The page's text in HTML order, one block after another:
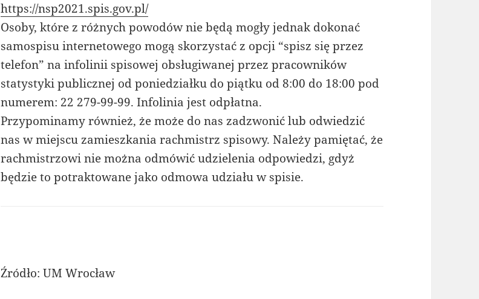
https://nsp2021.spis.gov.pl/
Osoby, które z różnych powodów nie będą mogły jednak dokonać
samospisu internetowego mogą skorzystać z opcji “spisz się przez
telefon” na infolinii spisowej obsługiwanej przez pracowników
statystyki publicznej od poniedziałku do piątku od 8:00 do 18:00 pod
numerem: 22 279-99-99. Infolinia jest odpłatna.
Przypominamy również, że może do nas zadzwonić lub odwiedzić
nas w miejscu zamieszkania rachmistrz spisowy. Należy pamiętać, że
rachmistrzowi nie można odmówić udzielenia odpowiedzi, gdyż
będzie to potraktowane jako odmowa udziału w spisie.
Źródło: UM Wrocław